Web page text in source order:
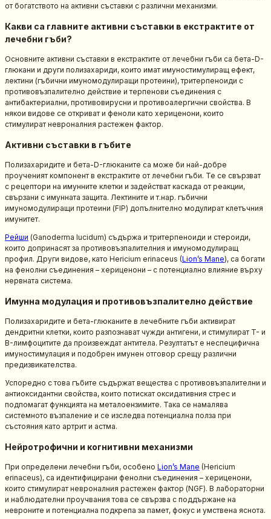
от богатството на активни съставки с различни механизми.
Какви са главните активни съставки в екстрактите от
лечебни гъби?
Основните активни съставки в екстрактите от лечебни гъби са бета-D-
глюкани и други полизахариди, които имат имуностимулиращ ефект,
лектини (гъбични имуномодулиращи протеини), тритерпеноиди с
противовъзпалително действие и терпенови съединения с
антибактериални, противовирусни и противоалергични свойства. В
някои видове се откриват и феноли като хериценони, които
стимулират невроналния растежен фактор.
Активни съставки в гъбите
Полизахаридите и бета-D-глюканите са може би най-добре
проученият компонент в екстрактите от лечебни гъби. Те се свързват
с рецептори на имунните клетки и задействат каскада от реакции,
свързани с имунната защита. Лектините и т.нар. гъбични
имуномодулиращи протеини (FIP) допълнително модулират клетъчния
имунитет.
Рейши (Ganoderma lucidum) съдържа и тритерпеноиди и стероиди,
които допринасят за противовъзпалителния и имуномодулиращ
профил. Други видове, като Hericium erinaceus (Lion’s Mane), са богати
на фенолни съединения – хериценони – с потенциално влияние върху
нервната система.
Имунна модулация и противовъзпалително действие
Полизахаридите и бета-глюканите в лечебните гъби активират
дендритни клетки, които разпознават чужди антигени, и стимулират T- и
B-лимфоцитите да произвеждат антитела. Резултатът е неспецифична
имуностимулация и подобрен имунен отговор срещу различни
предизвикателства.
Успоредно с това гъбите съдържат вещества с противовъзпалителни и
антиоксидантни свойства, които потискат оксидативния стрес и
подпомагат функцията на металоензимите. Така се намалява
системното възпаление и се изследва потенциална полза при
състояния като артрит и астма.
Нейротрофични и когнитивни механизми
При определени лечебни гъби, особено Lion’s Mane (Hericium
erinaceus), са идентифицирани фенолни съединения – хериценони,
които стимулират невроналния растежен фактор (NGF). В лабораторни
и наблюдателни проучвания това се свързва с поддържане на
невроните и потенциална подкрепа за памет, фокус и умствена яснота.